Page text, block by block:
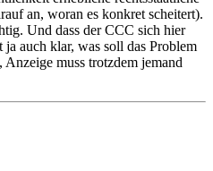
an, woran es konkret scheitert).
Und dass der CCC sich hier
ja auch klar, was soll das Problem
muss trotzdem jemand